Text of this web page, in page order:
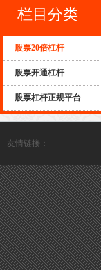
栏目分类
股票20倍杠杆
股票开通杠杆
股票杠杆正规平台
友情链接：